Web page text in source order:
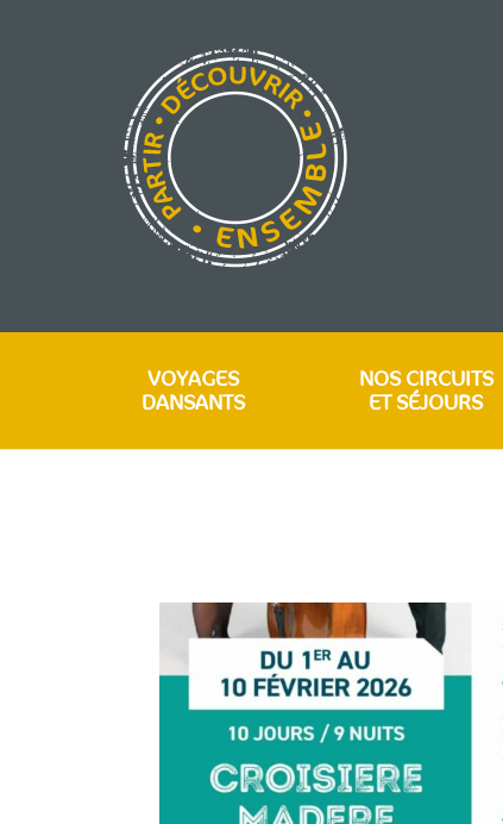
VOYAGES
DANSANTS
NOS CIRCUITS
ET SÉJOURS